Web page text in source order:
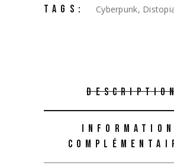
TAGS: Cyberpunk,